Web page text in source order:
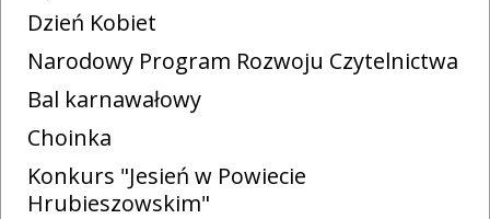
Dzień Kobiet
Narodowy Program Rozwoju Czytelnictwa
Bal karnawałowy
Choinka
Konkurs "Jesień w Powiecie
Hrubieszowskim"